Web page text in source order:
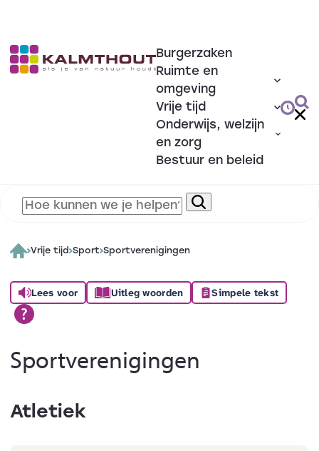
Burgerzaken
Ruimte en
omgeving
Vrije tijd
Onderwijs, welzijn
en zorg
Bestuur en beleid
Vrije tijd Sport Sportverenigingen
Lees voor Uitleg woorden Simpele tekst
Sportverenigingen
Atletiek